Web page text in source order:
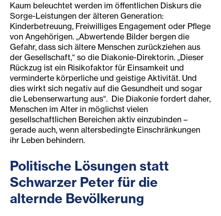
Kaum beleuchtet werden im öffentlichen Diskurs die
Sorge-Leistungen der älteren Generation:
Kinderbetreuung, Freiwilliges Engagement oder Pflege
von Angehörigen. „Abwertende Bilder bergen die
Gefahr, dass sich ältere Menschen zurückziehen aus
der Gesellschaft,“ so die Diakonie-Direktorin. „Dieser
Rückzug ist ein Risikofaktor für Einsamkeit und
verminderte körperliche und geistige Aktivität. Und
dies wirkt sich negativ auf die Gesundheit und sogar
die Lebenserwartung aus“. Die Diakonie fordert daher,
Menschen im Alter in möglichst vielen
gesellschaftlichen Bereichen aktiv einzubinden –
gerade auch, wenn altersbedingte Einschränkungen
ihr Leben behindern.
Politische Lösungen statt
Schwarzer Peter für die
alternde Bevölkerung